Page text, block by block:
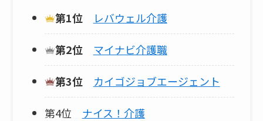
第1位 レバウェル介護
第2位 マイナビ介護職
第3位 カイゴジョブエージェント
第4位 ナイス！介護